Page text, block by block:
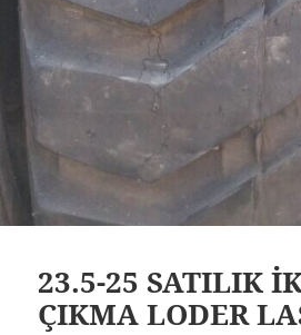
23.5-25 SATILIK
ÇIKMA LODER